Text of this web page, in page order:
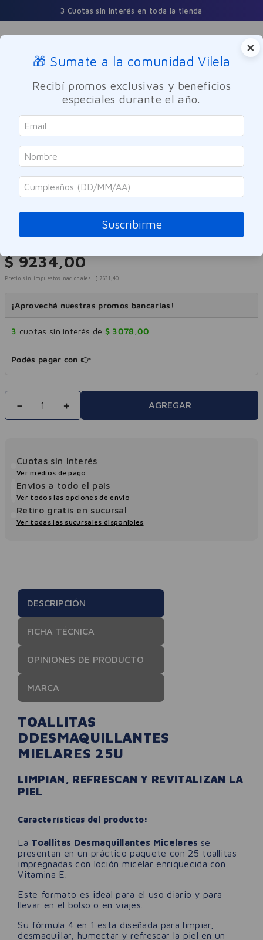
3 Cuotas sin interés en toda la tienda
Buscar
Dermocosmetica Facial Limpieza
Nivea
Toallitas Desmaquillantes
Micelares Nivea 25u
Referencia:-316245
$ 9234,00
Precio sin impuestos nacionales: $ 7631 ,40
¡Aprovechá nuestras promos bancarias!
3 cuotas sin interés de $ 3078 ,00
Podés pagar con 👉
＋
－ AGREGAR
Cuotas sin interés
Ver medios de pago
Envios a todo el pais
Ver todos las opciones de envio
Retiro gratis en sucursal
Ver todas las sucursales disponibles
DESCRIPCIÓN
FICHA TÉCNICA
OPINIONES DE PRODUCTO
MARCA
TOALLITAS
DDESMAQUILLANTES
MIELARES 25U
LIMPIAN, REFRESCAN Y REVITALIZAN LA
PIEL
Características del producto:
La Toallitas Desmaquillantes Micelares se
presentan en un práctico paquete con 25 toallitas
impregnadas con loción micelar enriquecida con
Vitamina E.
Este formato es ideal para el uso diario y para
llevar en el bolso o en viajes.
Su fórmula 4 en 1 está diseñada para limpiar,
desmaquillar, humectar y refrescar la piel en un
×
🎁 Sumate a la comunidad Vilela
Recibí promos exclusivas y beneficios
especiales durante el año.
Suscribirme